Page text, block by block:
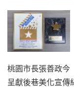
桃園市長張善政今
呈獻後巷美化宣傳